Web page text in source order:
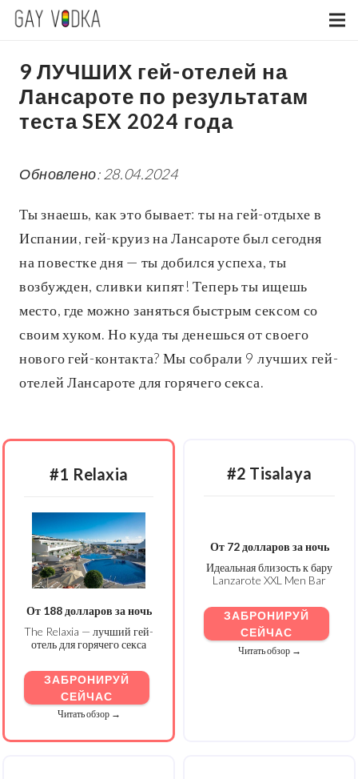
9 ЛУЧШИХ гей-отелей на
Лансароте по результатам
теста SEX 2024 года
Обновлено: 28.04.2024
Ты знаешь, как это бывает: ты на гей-отдыхе в
Испании, гей-круиз на Лансароте был сегодня
на повестке дня — ты добился успеха, ты
возбужден, сливки кипят! Теперь ты ищешь
место, где можно заняться быстрым сексом со
своим хуком. Но куда ты денешься от своего
нового гей-контакта? Мы собрали 9 лучших гей-
отелей Лансароте для горячего секса.
#1 Relaxia
От 188 долларов за ночь
The Relaxia — лучший гей-
отель для горячего секса
ЗАБРОНИРУЙ
СЕЙЧАС
Читать обзор →
#2 Tisalaya
От 72 долларов за ночь
Идеальная близость к бару
Lanzarote XXL Men Bar
ЗАБРОНИРУЙ
СЕЙЧАС
Читать обзор →